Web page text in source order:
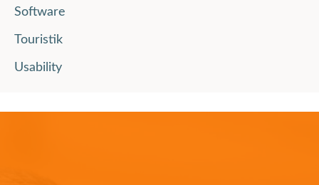
Software
Touristik
Usability